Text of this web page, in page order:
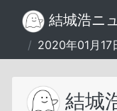
結城浩ニ
/ 2020年01月17
結城